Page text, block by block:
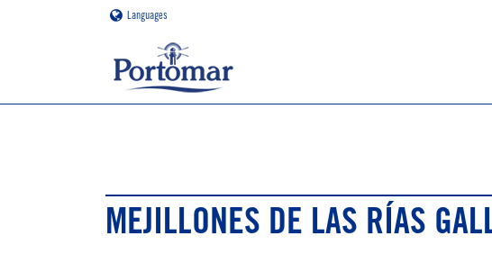
Languages
MEJILLONES DE LAS RÍAS